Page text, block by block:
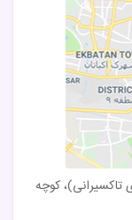
تاکسیرانی)، کوچه